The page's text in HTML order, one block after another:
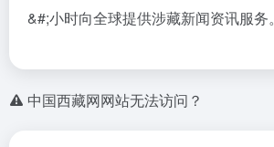
&#;小时向全球提供涉藏新闻资讯服务。
中国西藏网网站无法访问？